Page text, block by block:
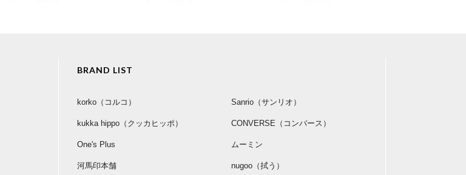
BRAND LIST
korko（コルコ）
kukka hippo（クッカヒッポ）
One's Plus
河馬印本舗
Sanrio（サンリオ）
CONVERSE（コンバース）
ムーミン
nugoo（拭う）